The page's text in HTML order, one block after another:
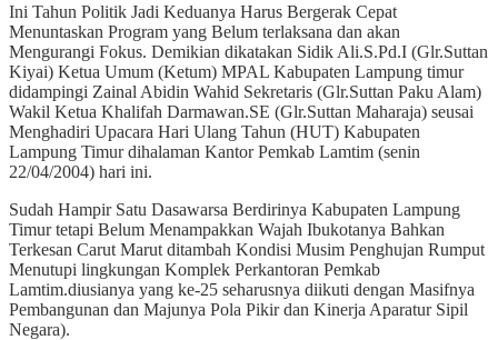
Ini Tahun Politik Jadi Keduanya Harus Bergerak Cepat
Menuntaskan Program yang Belum terlaksana dan akan
Mengurangi Fokus. Demikian dikatakan Sidik Ali.S.Pd.I (Glr.Suttan
Kiyai) Ketua Umum (Ketum) MPAL Kabupaten Lampung timur
didampingi Zainal Abidin Wahid Sekretaris (Glr.Suttan Paku Alam)
Wakil Ketua Khalifah Darmawan.SE (Glr.Suttan Maharaja) seusai
Menghadiri Upacara Hari Ulang Tahun (HUT) Kabupaten
Lampung Timur dihalaman Kantor Pemkab Lamtim (senin
22/04/2004) hari ini.
Sudah Hampir Satu Dasawarsa Berdirinya Kabupaten Lampung
Timur tetapi Belum Menampakkan Wajah Ibukotanya Bahkan
Terkesan Carut Marut ditambah Kondisi Musim Penghujan Rumput
Menutupi lingkungan Komplek Perkantoran Pemkab
Lamtim.diusianya yang ke-25 seharusnya diikuti dengan Masifnya
Pembangunan dan Majunya Pola Pikir dan Kinerja Aparatur Sipil
Negara).